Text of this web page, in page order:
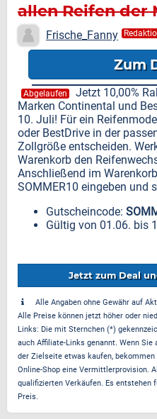
allen Reifen der
Continental und
Frische_Fanny
Zum
Abgelaufen
Jetzt 10,00%
Marken Continental und
10. Juli! Für ein
oder BestDrive in der
Zollgröße entscheiden.
Warenkorb den
Anschließend im
SOMMER10 eingeben und
Gutscheincode:
Gültig von 01.06. bis
Jetzt zum Deal
Alle Angaben ohne Gewähr auf
Alle Preise können jetzt höher oder
Links: Die mit Sternchen (*)
auch Affiliate-Links genannt. Wenn
der Zielseite etwas kaufen,
Online-Shop eine Vermittlerprovision.
qualifizierten Verkäufen. Es entstehen
Preis.